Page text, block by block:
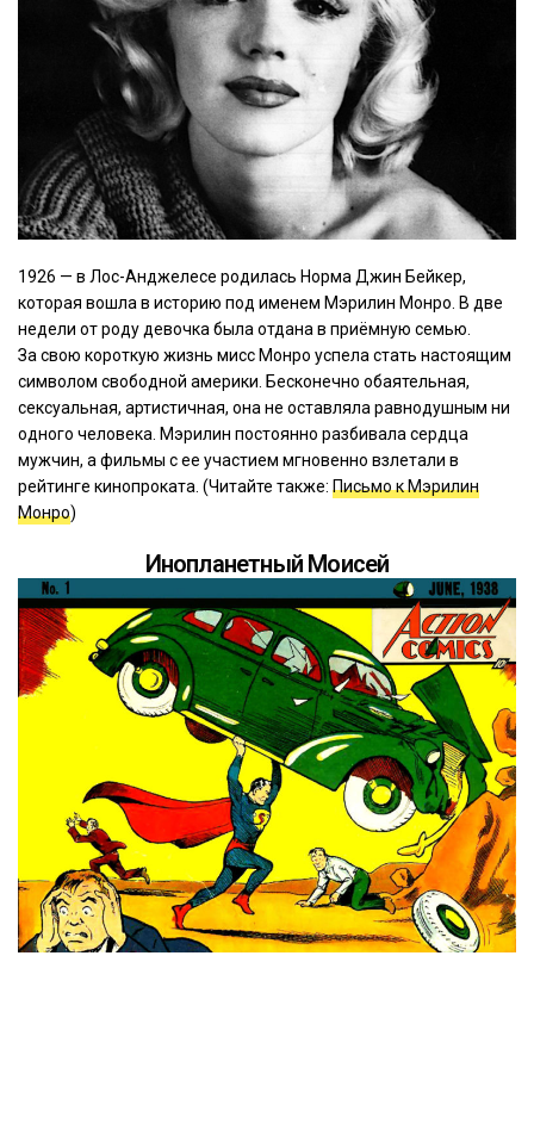
1926 — в Лос-Анджелесе родилась Норма Джин Бейкер,
которая вошла в историю под именем Мэрилин Монро. В две
недели от роду девочка была отдана в приёмную семью.
За свою короткую жизнь мисс Монро успела стать настоящим
символом свободной америки. Бесконечно обаятельная,
сексуальная, артистичная, она не оставляла равнодушным ни
одного человека. Мэрилин постоянно разбивала сердца
мужчин, а фильмы с ее участием мгновенно взлетали в
рейтинге кинопроката. (Читайте также: Письмо к Мэрилин
Монро)
Инопланетный Моисей